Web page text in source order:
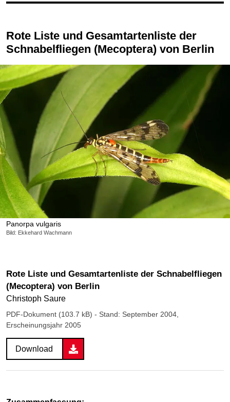
Panorpa vulgaris
Bild: Ekkehard Wachmann
Rote Liste und Gesamtartenliste der
Schnabelfliegen (Mecoptera) von Berlin
Rote Liste und Gesamtartenliste der Schnabelfliegen
(Mecoptera) von Berlin
Christoph Saure
PDF-Dokument (103.7 kB) - Stand: September 2004,
Erscheinungsjahr 2005
Download